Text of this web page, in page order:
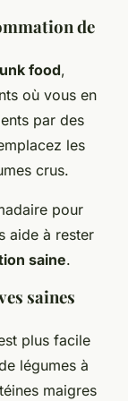
de
food,
où vous en
par des
les
crus.
pour
aide à rester
saine.
saines
plus facile
légumes à
maigres